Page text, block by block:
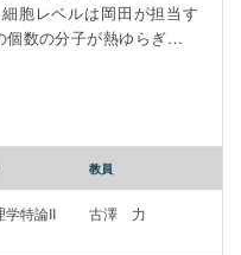
数の分子が熱ゆらぎと同
のような系における揺ら
化や発生・生
ムがどのようなダイナミ
よらない普遍的な性質と
験と理論解析を組み合わ
概説する。 A living
教員
学特論II 古澤 力